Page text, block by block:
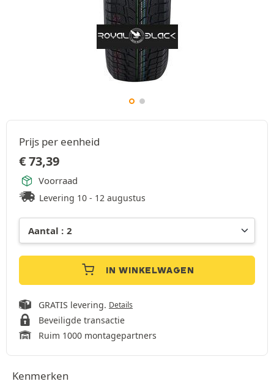
Prijs per eenheid
€73,39
Voorraad
Levering 10 - 12 augustus
IN WINKELWAGEN
GRATIS levering. Details
Beveiligde transactie
Ruim 1000 montagepartners
Kenmerken